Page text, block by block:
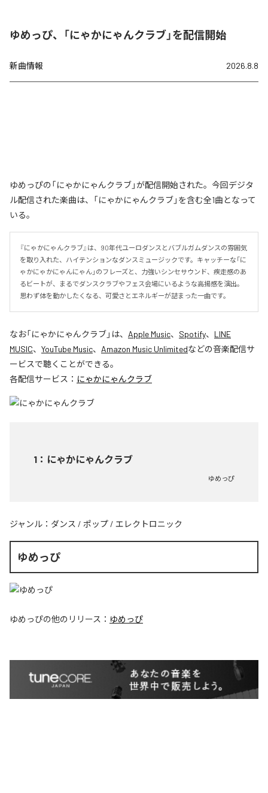
ゆめっぴ、「にゃかにゃんクラブ」を配信開始
新曲情報 2026.8.8
ゆめっぴの「にゃかにゃんクラブ」が配信開始された。今回デジタ
ル配信された楽曲は、「にゃかにゃんクラブ」を含む全1曲となって
いる。
『にゃかにゃんクラブ』は、90年代ユーロダンスとバブルガムダンスの雰囲気
を取り入れた、ハイテンションなダンスミュージックです。キャッチーな「に
ゃかにゃかにゃんにゃん」のフレーズと、力強いシンセサウンド、疾走感のあ
るビートが、まるでダンスクラブやフェス会場にいるような高揚感を演出。
思わず体を動かしたくなる、可愛さとエネルギーが詰まった一曲です。
なお「にゃかにゃんクラブ」は、 Apple Music、 Spotify、 LINE
MUSIC、 YouTube Music、 Amazon Music Unlimitedなどの音楽配信サ
ービスで聴くことができる。
各配信サービス： にゃかにゃんクラブ
1 ： にゃかにゃんクラブ
ゆめっぴ
ジャンル： ダンス / ポップ / エレクトロニック
ゆめっぴ
ゆめっぴの他のリリース： ゆめっぴ